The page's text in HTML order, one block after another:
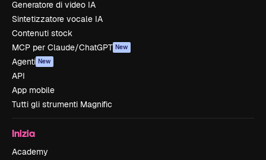
Generatore di video IA
Sintetizzatore vocale IA
Contenuti stock
MCP per Claude/ChatGPT New
Agenti New
API
App mobile
Tutti gli strumenti Magnific
Inizia
Academy